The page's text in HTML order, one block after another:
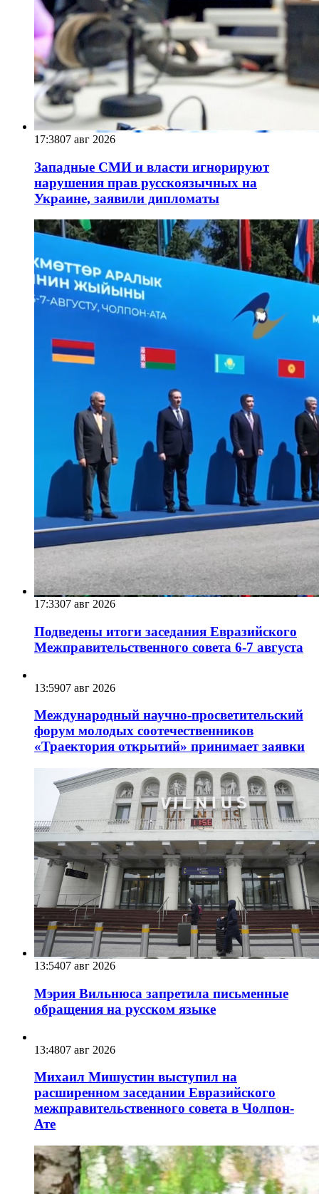
17:3807 авг 2026
Западные СМИ и власти игнорируют
нарушения прав русскоязычных на
Украине, заявили дипломаты
17:3307 авг 2026
Подведены итоги заседания Евразийского
Межправительственного совета 6-7 августа
13:5907 авг 2026
Международный научно-просветительский
форум молодых соотечественников
«Траектория открытий» принимает заявки
13:5407 авг 2026
Мэрия Вильнюса запретила письменные
обращения на русском языке
13:4807 авг 2026
Михаил Мишустин выступил на
расширенном заседании Евразийского
межправительственного совета в Чолпон-
Ате